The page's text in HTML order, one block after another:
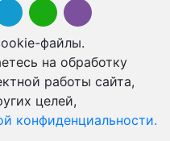
файлы.
на обработку
работы сайта,
целей,
конфиденциальности.